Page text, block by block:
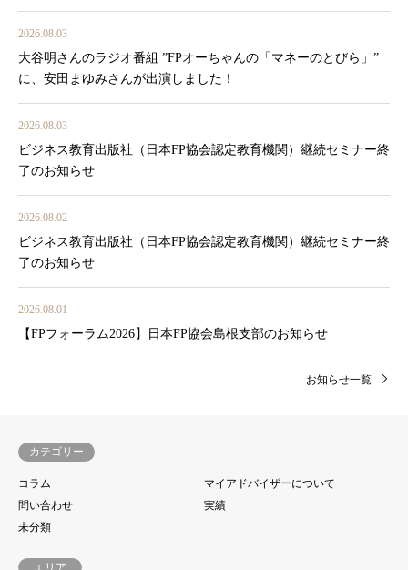
2026.08.03
大谷明さんのラジオ番組 ”FPオーちゃんの「マネーのとびら」”
に、安田まゆみさんが出演しました！
2026.08.03
ビジネス教育出版社（日本FP協会認定教育機関）継続セミナー終
了のお知らせ
2026.08.02
ビジネス教育出版社（日本FP協会認定教育機関）継続セミナー終
了のお知らせ
2026.08.01
【FPフォーラム2026】日本FP協会島根支部のお知らせ
お知らせ一覧
カテゴリー
コラム
マイアドバイザーについて
問い合わせ
実績
未分類
エリア